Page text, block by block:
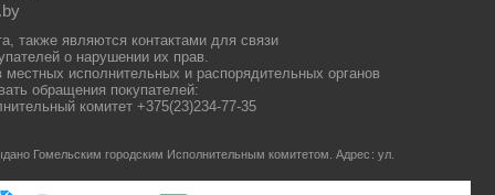
также являются контактами для связи
о нарушении их прав.
исполнительных и распорядительных органов
обращения покупателей:
комитет +375(23)234-77-35
Гомельским городским Исполнительным комитетом.Адрес: ул.